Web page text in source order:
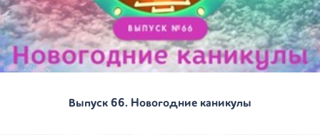
Выпуск 66. Новогодние каникулы